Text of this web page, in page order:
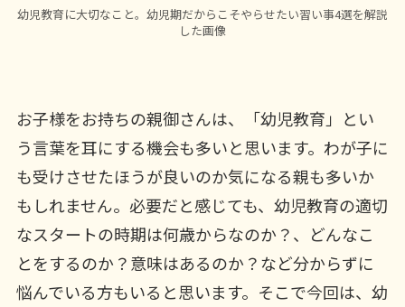
幼児教育に大切なこと。幼児期だからこそやらせたい習い事4選を解説
した画像
お子様をお持ちの親御さんは、「幼児教育」とい
う言葉を耳にする機会も多いと思います。わが子に
も受けさせたほうが良いのか気になる親も多いか
もしれません。必要だと感じても、幼児教育の適切
なスタートの時期は何歳からなのか？、どんなこ
とをするのか？意味はあるのか？など分からずに
悩んでいる方もいると思います。そこで今回は、幼